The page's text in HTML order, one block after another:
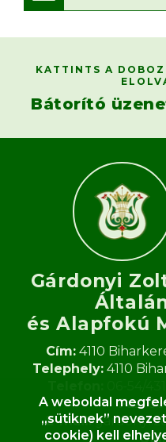
KATTINTS A
Bátorító
Gárdonyi
és Alapfokú
Cím: 4110
Telephely:4110
Fax:
E-mail:
OM:
A weboldal
„sütiknek”
cookie) kell